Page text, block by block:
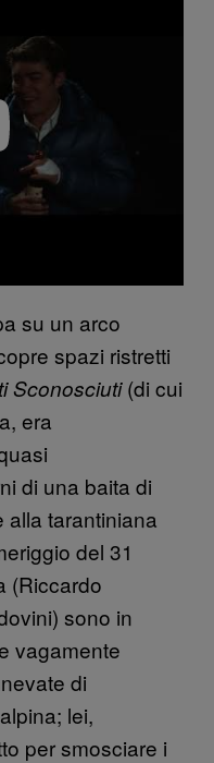
su un arco
spazi ristretti
Sconosciuti(di cui
era
di una baita di
alla tarantiniana
del 31
(Riccardo
sono in
vagamente
di
lei,
per smosciare i